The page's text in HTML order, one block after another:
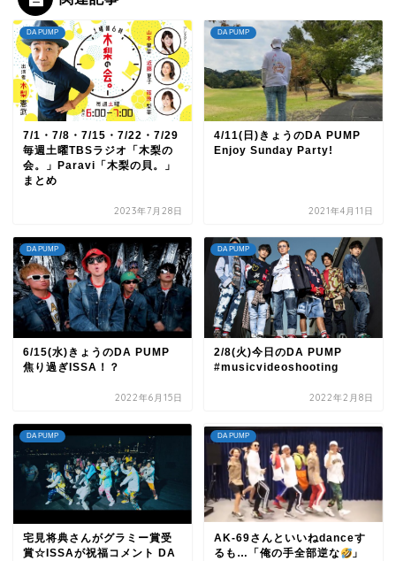
DA PUMP
7/1・7/8・7/15・7/22・7/29
毎週土曜TBSラジオ「木梨の
会。」Paravi「木梨の貝。」
まとめ
2023年7月28日
DA PUMP
4/11(日)きょうのDA PUMP
Enjoy Sunday Party!
2021年4月11日
DA PUMP
6/15(水)きょうのDA PUMP
焦り過ぎISSA！？
2022年6月15日
DA PUMP
2/8(火)今日のDA PUMP
#musicvideoshooting
2022年2月8日
DA PUMP
宅見将典さんがグラミー賞受
賞☆ISSAが祝福コメント DA
DA PUMP
AK-69さんといいねdanceす
るも…「俺の手全部逆な
」